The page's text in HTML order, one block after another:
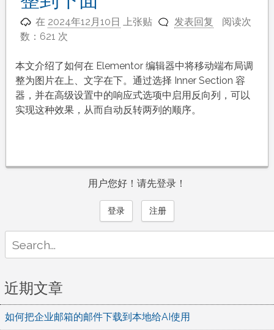
在 2024年12月10日 上张贴 发表回复
阅读次
数：621 次
本文介绍了如何在 Elementor 编辑器中将移动端布局调
整为图片在上、文字在下。通过选择 Inner Section 容
器，并在高级设置中的响应式选项中启用反向列，可以
实现这种效果，从而自动反转两列的顺序。
用户您好！请先登录！
登录 注册
for:
近期文章
如何把企业邮箱的邮件下载到本地给AI使用